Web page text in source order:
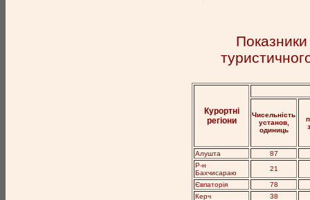
Показники
Курортні
регіони
Чисельність
установ,
одиниць
Алушта
87
Р-н
Бахчисараю
21
Євпаторія
78
Керч
38